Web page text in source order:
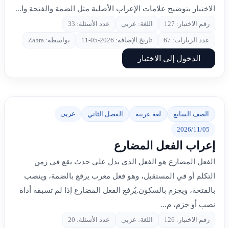
الاختبار بتوضيح علامات الإعراب الأصلية مثل الضمة والفتحة وا...
رقم الاختبار: 127 اللغة: عربي عدد الأسئلة: 33
عدد الزيارات: 67 تاريخ الإضافة: 2026-05-11 بواسطة: Zahra
الدخول إلى الاختبار
الصف السابع لغة عربية الفصل الثاني عربي
2026/11/05
إعراب الفعل المضارع
الفعل المضارع هو الفعل الذي يدل على حدث يقع في زمن
التكلم أو في المستقبل، وهو فعل معرب يرفع بالضمة، وينصب
بالفتحة، ويجزم بالسكون.يُرفع الفعل المضارع إذا لم تسبقه أداة
نصب أو جزم، م...
رقم الاختبار: 126 اللغة: عربي عدد الأسئلة: 20